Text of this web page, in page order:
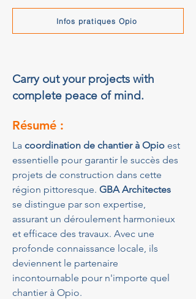
Infos pratiques Opio
Carry out your projects with
complete peace of mind.
Résumé :
La coordination de chantier à Opio est
essentielle pour garantir le succès des
projets de construction dans cette
région pittoresque. GBA Architectes
se distingue par son expertise,
assurant un déroulement harmonieux
et efficace des travaux. Avec une
profonde connaissance locale, ils
deviennent le partenaire
incontournable pour n'importe quel
chantier à Opio.